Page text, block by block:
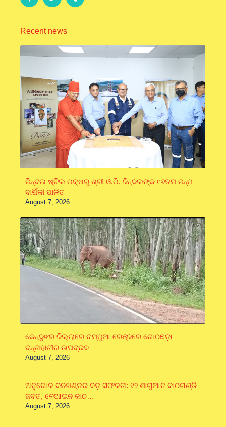
Recent news
ଜିନ୍ଦଲ ଷ୍ଟିଲ ପକ୍ଷରୁ ଶ୍ରୀ ଓ.ପି. ଜିନ୍ଦଲଙ୍କ ୯୬ତମ ଜନ୍ମ
ବାର୍ଷିକୀ ପାଳିତ
August 7, 2026
କେନ୍ଦୁଝର ଜିଲ୍ଲାରେ ଚମ୍ପୁଆ ରେଞ୍ଜରେ ଗୋଠଛଡ଼ା
ଦନ୍ତାହାତୀର ଉପଦ୍ରବ
August 7, 2026
ଅନୁଗୋଳ ବନଖଣ୍ଡର ବଡ଼ ସଫଳତା: ୧୨ ଶାଗୁଆନ କାଠଗଣ୍ଡି
ଜବତ, ବେଆଇନ କାଠ…
August 7, 2026